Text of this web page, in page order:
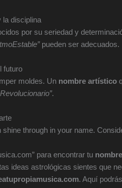
la disciplina
por su seriedad y
pueden ser adecuados.
futuro
moldes. Un nombre artístico
.
through in your name.
para encontrar tu
ideas astrológicas sientes que
. Aquí